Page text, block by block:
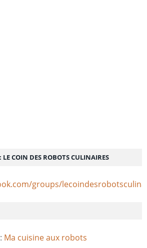
Ma cuisine aux robots
LE COIN DES ROBOTS CULINAIRES
groups/